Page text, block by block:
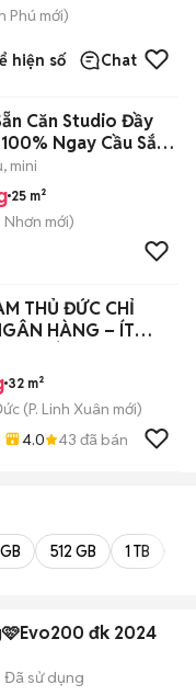
Phú mới)
hiện số Chat
Căn Studio Đầy
Ngay Cầu Sắt
mini
25 m²
Nhơn mới)
THỦ ĐỨC CHỈ
HÀNG – ÍT
PHÒNG
32 m²
(P. Linh Xuân mới)
4.0 43 đã bán
512 GB 1 TB
đk 2024
Đã sử dụng